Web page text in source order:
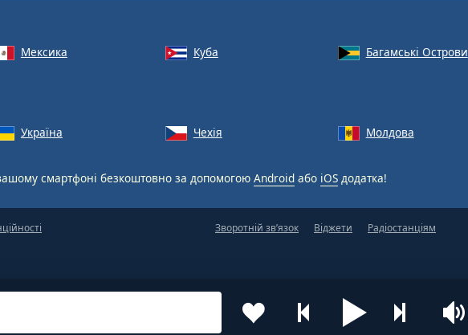
Мексика Куба
Багамські Острови
Україна Чехія Молдова
смартфоні безкоштовно за допомогою Android або iOS додатка!
Зворотній зв’язок Віджети Радіостанціям